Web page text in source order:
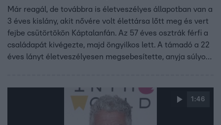
Már reagál, de továbbra is életveszélyes állapotban van a
3 éves kislány, akit nővére volt élettársa lőtt meg és vert
fejbe csütörtökön Káptalanfán. Az 57 éves osztrák férfi a
családapát kivégezte, majd öngyilkos lett. A támadó a 22
éves lányt életveszélyesen megsebesítette, anyja súlyos
1:46